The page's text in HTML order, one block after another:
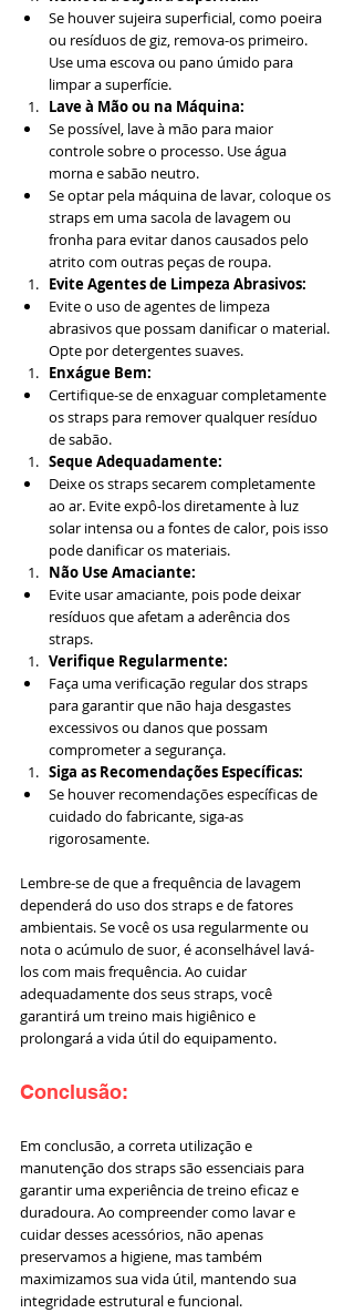
Se houver sujeira superficial, como poeira
ou resíduos de giz, remova-os primeiro.
Use uma escova ou pano úmido para
limpar a superfície.
Lave à Mão ou na Máquina:
Se possível, lave à mão para maior
controle sobre o processo. Use água
morna e sabão neutro.
Se optar pela máquina de lavar, coloque os
straps em uma sacola de lavagem ou
fronha para evitar danos causados pelo
atrito com outras peças de roupa.
Evite Agentes de Limpeza Abrasivos:
Evite o uso de agentes de limpeza
abrasivos que possam danificar o material.
Opte por detergentes suaves.
Enxágue Bem:
Certifique-se de enxaguar completamente
os straps para remover qualquer resíduo
de sabão.
Seque Adequadamente:
Deixe os straps secarem completamente
ao ar. Evite expô-los diretamente à luz
solar intensa ou a fontes de calor, pois isso
pode danificar os materiais.
Não Use Amaciante:
Evite usar amaciante, pois pode deixar
resíduos que afetam a aderência dos
straps.
Verifique Regularmente:
Faça uma verificação regular dos straps
para garantir que não haja desgastes
excessivos ou danos que possam
comprometer a segurança.
Siga as Recomendações Específicas:
Se houver recomendações específicas de
cuidado do fabricante, siga-as
rigorosamente.
Lembre-se de que a frequência de lavagem
dependerá do uso dos straps e de fatores
ambientais. Se você os usa regularmente ou
nota o acúmulo de suor, é aconselhável lavá-
los com mais frequência. Ao cuidar
adequadamente dos seus straps, você
garantirá um treino mais higiênico e
prolongará a vida útil do equipamento.
Conclusão:
Em conclusão, a correta utilização e
manutenção dos straps são essenciais para
garantir uma experiência de treino eficaz e
duradoura. Ao compreender como lavar e
cuidar desses acessórios, não apenas
preservamos a higiene, mas também
maximizamos sua vida útil, mantendo sua
integridade estrutural e funcional.